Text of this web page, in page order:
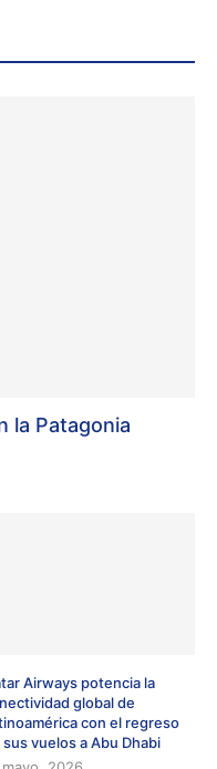
la Patagonia
Airways potencia la
global de
con el regreso
sus vuelos a Abu Dhabi